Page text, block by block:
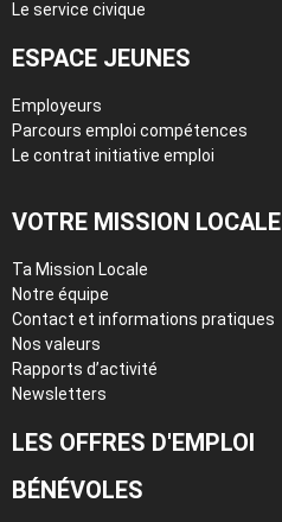
Le service civique
ESPACE JEUNES
Employeurs
Parcours emploi compétences
Le contrat initiative emploi
VOTRE MISSION LOCALE
Ta Mission Locale
Notre équipe
Contact et informations pratiques
Nos valeurs
Rapports d’activité
Newsletters
LES OFFRES D'EMPLOI
BÉNÉVOLES